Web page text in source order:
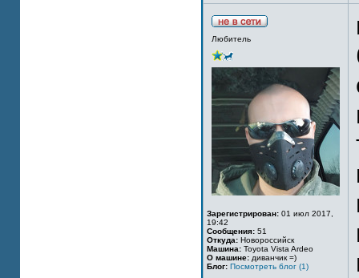
Любитель
Зарегистрирован: 01 июл 2017,
19:42
Сообщения: 51
Откуда: Новороссийск
Машина: Toyota Vista Ardeo
О машине: диванчик =)
Блог: Посмотреть блог (1)